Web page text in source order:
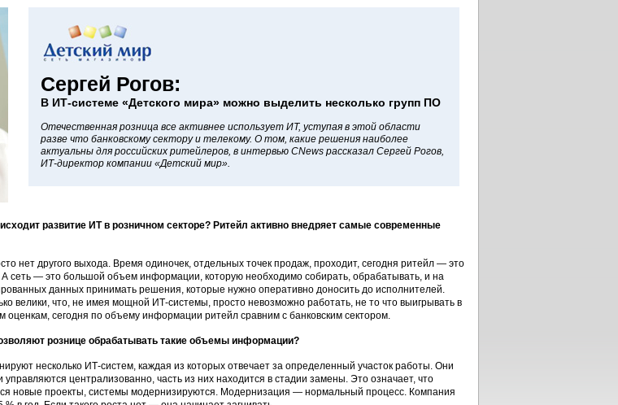
Сергей Рогов:
В ИТ-системе «Детского мира» можно выделить несколько групп ПО
Отечественная розница все активнее использует ИТ, уступая в этой области
разве что банковскому сектору и телекому. О том, какие решения наиболее
актуальны для российских ритейлеров, в интервью CNews рассказал Сергей Рогов,
ИТ-директор компании «Детский мир».
развитие ИТ в розничном секторе? Ритейл активно внедряет самые современные
нет другого выхода. Время одиночек, отдельных точек продаж, проходит, сегодня ритейл — это
А сеть — это большой объем информации, которую необходимо собирать, обрабатывать, и на
данных принимать решения, которые нужно оперативно доносить до исполнителей.
велики, что, не имея мощной ИТ-системы, просто невозможно работать, не то что выигрывать в
оценкам, сегодня по объему информации ритейл сравним с банковским сектором.
рознице обрабатывать такие объемы информации?
несколько ИТ-систем, каждая из которых отвечает за определенный участок работы. Они
централизованно, часть из них находится в стадии замены. Это означает, что
новые проекты, системы модернизируются. Модернизация — нормальный процесс. Компания